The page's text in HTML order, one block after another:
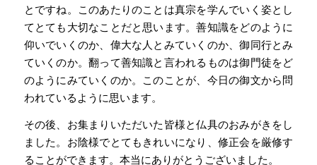
とですね。このあたりのことは真宗を学んでいく姿とし
てとても大切なことだと思います。善知識をどのように
仰いでいくのか、偉大な人とみていくのか、御同行とみ
ていくのか。翻って善知識と言われるものは御門徒をど
のようにみていくのか。このことが、今日の御文から問
われているように思います。
その後、お集まりいただいた皆様と仏具のおみがきをし
ました。お陰様でとてもきれいになり、修正会を厳修す
ることができます。本当にありがとうございました。